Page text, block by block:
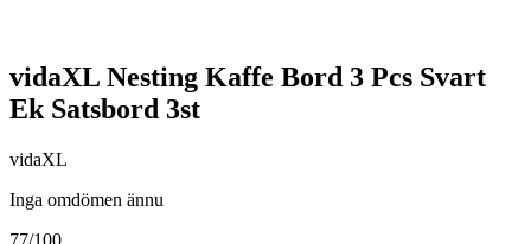
vidaXL Nesting Kaffe Bord 3 Pcs Svart
Ek Satsbord 3st
vidaXL
Inga omdömen ännu